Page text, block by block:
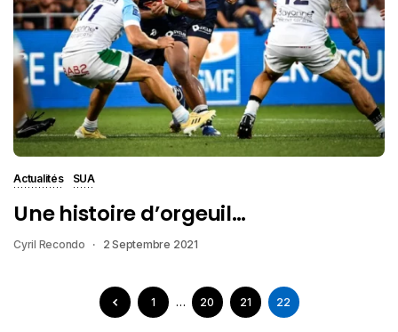
Actualités SUA
Une histoire d’orgeuil…
Cyril Recondo 2 Septembre 2021
1 … 20 21 22